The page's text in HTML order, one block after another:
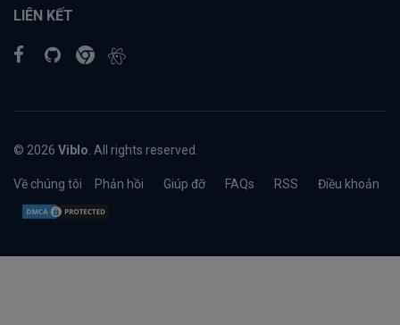
LIÊN KẾT
© 2026 Viblo . All rights reserved.
Về chúng tôi Phản hồi Giúp đỡ FAQs RSS Điều khoản